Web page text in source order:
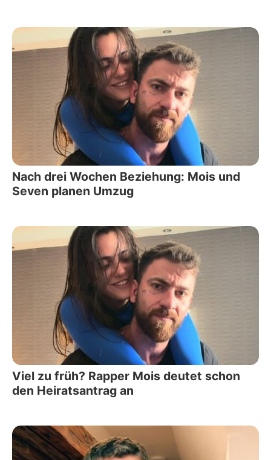
Nach drei Wochen Beziehung: Mois und
Seven planen Umzug
Viel zu früh? Rapper Mois deutet schon
den Heiratsantrag an